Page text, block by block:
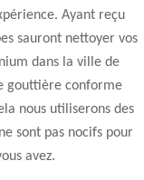
Ayant reçu
sauront nettoyer vos
dans la ville de
gouttière conforme
nous utiliserons des
sont pas nocifs pour
avez.